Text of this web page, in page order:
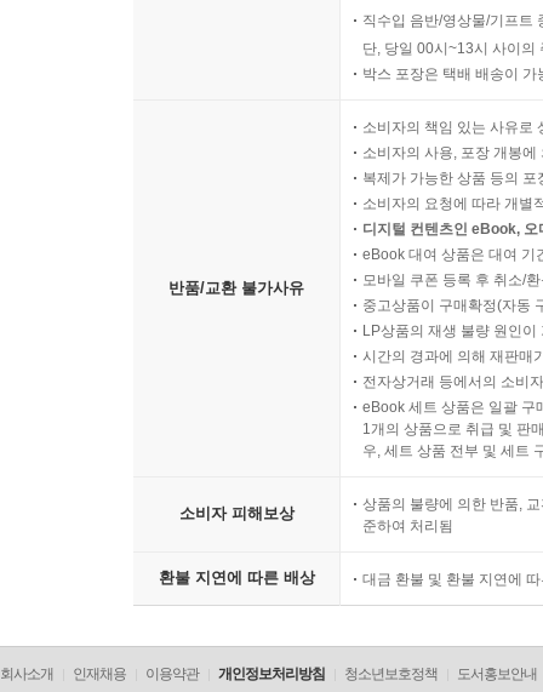
직수입 음반/영상물/기프트
단, 당일 00시~13시 사이의
박스 포장은 택배 배송이
반품/교환 불가사유
소비자의 책임 있는 사유로
소비자의 사용, 포장 개봉
복제가 가능한 상품 등의
소비자의 요청에 따라 개별
디지털 컨텐츠인 eBook,
eBook 대여 상품은 대여 기
모바일 쿠폰 등록 후 취소/
중고상품이 구매확정(자동
LP상품의 재생 불량 원인
시간의 경과에 의해 재판매
전자상거래 등에서의 소비
eBook 세트 상품은 일괄 구
1개의 상품으로 취급 및 판
우, 세트 상품 전부 및 세트
소비자 피해보상
상품의 불량에 의한 반품,
준하여 처리됨
환불 지연에 따른 배상 대금 환불 및 환불 지연에
회사소개 인재채용 이용약관 개인정보처리방침 청소년보호정책 도서홍보안내